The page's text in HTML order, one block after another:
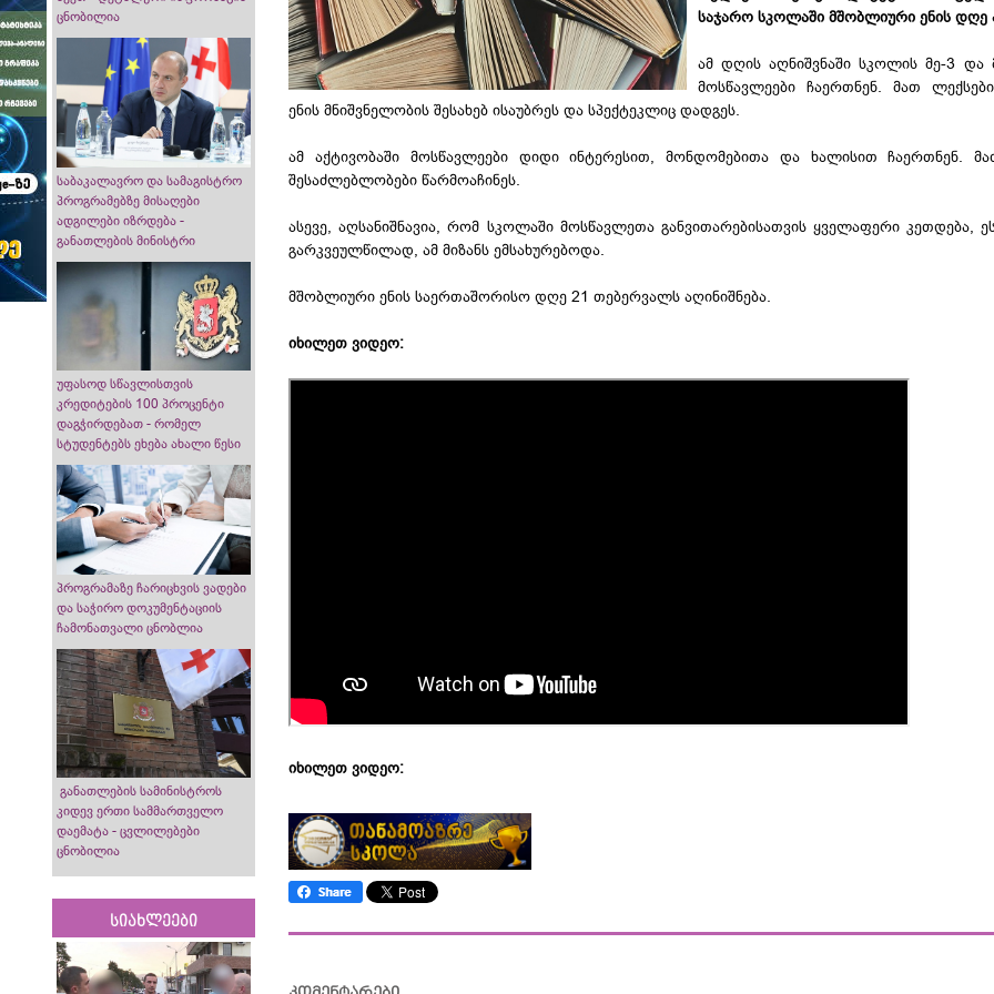
ცნობილია
საბაკალავრო და სამაგისტრო
პროგრამებზე მისაღები
ადგილები იზრდება -
განათლების მინისტრი
უფასოდ სწავლისთვის
კრედიტების 100 პროცენტი
დაგჭირდებათ - რომელ
სტუდენტებს ეხება ახალი წესი
პროგრამაზე ჩარიცხვის ვადები
და საჭირო დოკუმენტაციის
ჩამონათვალი ცნობლია
განათლების სამინისტროს
კიდევ ერთი სამმართველო
დაემატა - ცვლილებები
ცნობილია
სიახლეები
საჯარო სკოლაში მშობლიური ენის დღე
ამ დღის აღნიშვნაში სკოლის მე-3 და
მოსწავლეები ჩაერთნენ. მათ
ენის მნიშვნელობის შესახებ ისაუბრეს და სპექტეკლიც დადგეს.
ამ აქტივობაში მოსწავლეები დიდი ინტერესით, მონდომებითა და ხალისით ჩაერთნენ.
შესაძლებლობები წარმოაჩინეს.
ასევე, აღსანიშნავია, რომ სკოლაში მოსწავლეთა განვითარებისათვის ყველაფერი კეთდება,
გარკვეულწილად, ამ მიზანს ემსახურებოდა.
მშობლიური ენის საერთაშორისო დღე 21 თებერვალს აღინიშნება.
იხილეთ ვიდეო:
იხილეთ ვიდეო: